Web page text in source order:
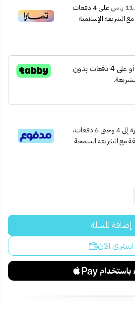
أو الزجاج.
مع كفاءة تشغيل عالية.
المغلقة، خزائن التخزين، أو المطابخ
تأكد من فحص وتنظيف الشفرات
الدهون.
ر.س على4دفعات
الشريعة الإسلامية
قسم دفعاتك بطريقة ميسرة إلى 4 وحتى 6 دفعات،
مع الشريعة السمحة
إضافة للسلة
اشتري الآن